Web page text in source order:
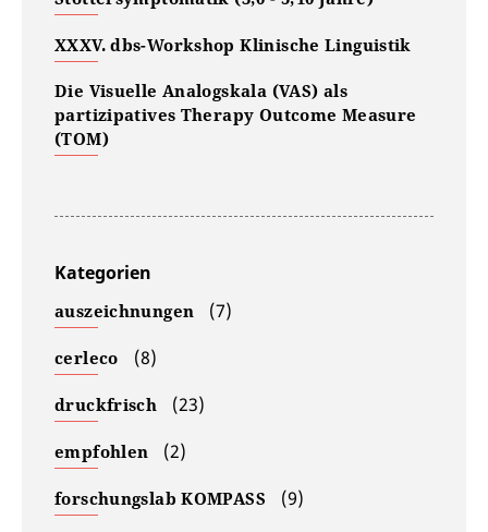
XXXV. dbs-Workshop Klinische Linguistik
Die Visuelle Analogskala (VAS) als
partizipatives Therapy Outcome Measure
(TOM)
Kategorien
auszeichnungen (7)
cerleco (8)
druckfrisch (23)
empfohlen (2)
forschungslab KOMPASS (9)